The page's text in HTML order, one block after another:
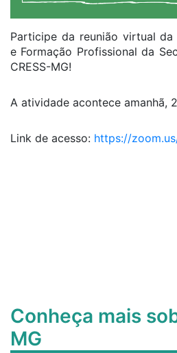
Participe da reunião virtual da
e Formação Profissional da
CRESS-MG!
A atividade acontece amanhã,
Link de acesso: https://
Conheça mais
MG